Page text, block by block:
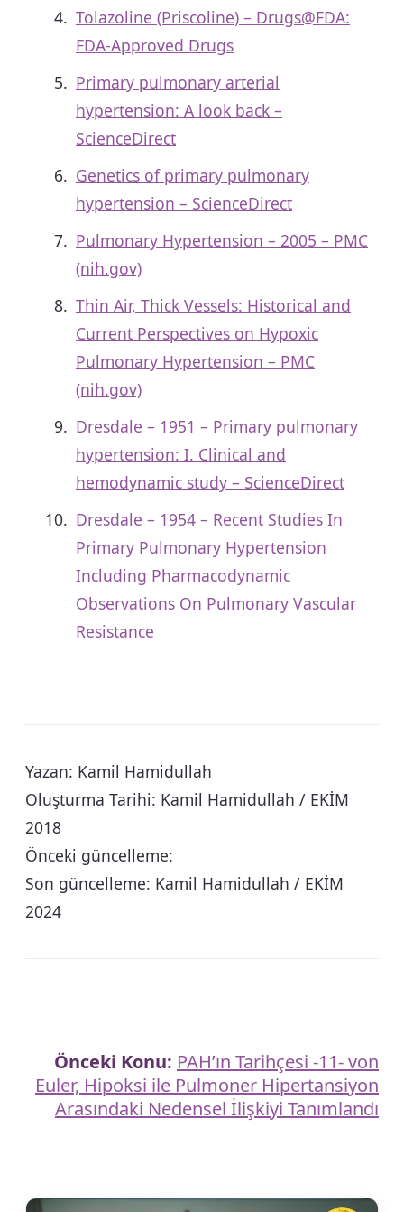
Tolazoline (Priscoline) – Drugs@FDA:
FDA-Approved Drugs
Primary pulmonary arterial
hypertension: A look back –
ScienceDirect
Genetics of primary pulmonary
hypertension – ScienceDirect
Pulmonary Hypertension – 2005 – PMC
(nih.gov)
Thin Air, Thick Vessels: Historical and
Current Perspectives on Hypoxic
Pulmonary Hypertension – PMC
(nih.gov)
Dresdale – 1951 – Primary pulmonary
hypertension: I. Clinical and
hemodynamic study – ScienceDirect
Dresdale – 1954 – Recent Studies In
Primary Pulmonary Hypertension
Including Pharmacodynamic
Observations On Pulmonary Vascular
Resistance
Yazan: Kamil Hamidullah
Oluşturma Tarihi: Kamil Hamidullah / EKİM
2018
Önceki güncelleme:
Son güncelleme: Kamil Hamidullah / EKİM
2024
Önceki Konu: PAH’ın Tarihçesi -11- von
Euler, Hipoksi ile Pulmoner Hipertansiyon
Arasındaki Nedensel İlişkiyi Tanımlandı